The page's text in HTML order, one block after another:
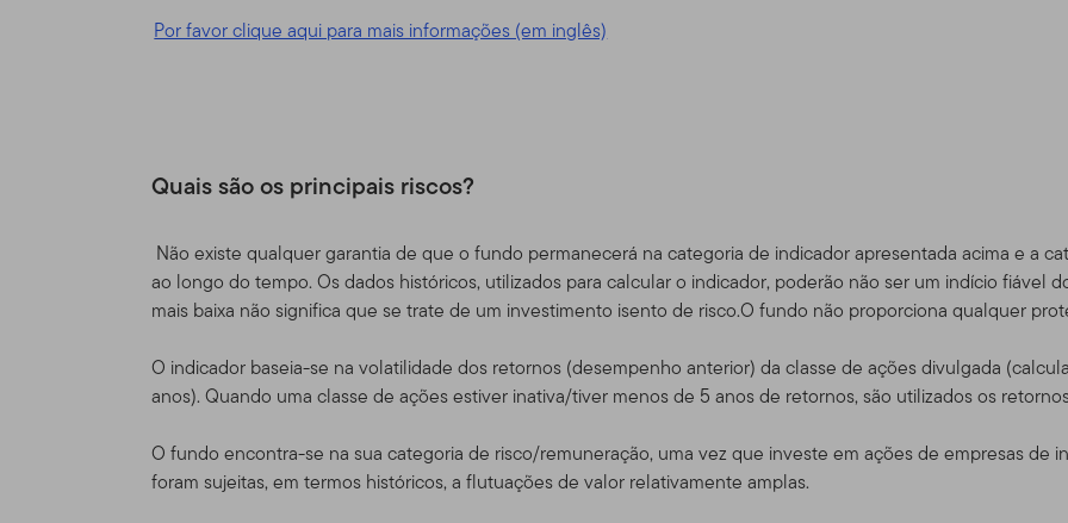
Por favor clique aqui para mais informações (em inglês)
Quais são os principais riscos?
Não existe qualquer garantia de que o fundo permanecerá na categoria de indicador apresentada acima e a
ao longo do tempo. Os dados históricos, utilizados para calcular o indicador, poderão não ser um indício fiável
mais baixa não significa que se trate de um investimento isento de risco.O fundo não proporciona qualquer
O indicador baseia-se na volatilidade dos retornos (desempenho anterior) da classe de ações divulgada
anos). Quando uma classe de ações estiver inativa/tiver menos de 5 anos de retornos, são utilizados os
O fundo encontra-se na sua categoria de risco/remuneração, uma vez que investe em ações de empresas de
foram sujeitas, em termos históricos, a flutuações de valor relativamente amplas.
conforme corrigido.
Distributors, Ltd. ("TGAL" ou "Nós") – não é mantido pelos Fundos da Franklin. A Franklin
uma organização de investimento global que opera como Franklin Templeton Investments.
globalmente a acionistas, bem como serviços do tipo Franklin, Templeton and Franklin
institucionais, bem como contas de serviço de gerenciamento separadas.
Informações para certos negociadores
autorizados, consultores e investidores
e tenham investimentos nos produtos da Franklin Templeton, bem como investidores dos
Templeton que também residam fora dos EUA, e também certos consultores profissionais